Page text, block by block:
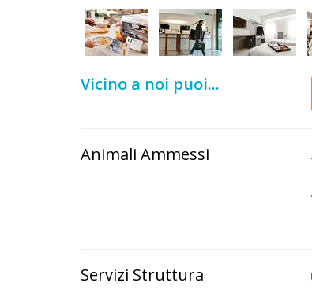
CHIEDI
CODICE
SCONTO
Attività
Vicino a noi puoi...
Animali Ammessi
Servizi Struttura